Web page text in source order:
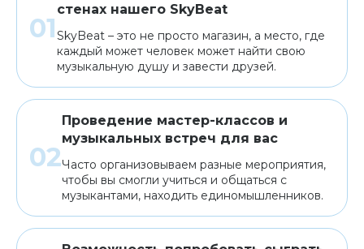
стенах нашего SkyBeat
SkyBeat – это не просто магазин, а место, где
каждый может человек может найти свою
музыкальную душу и завести друзей.
Проведение мастер-классов и
музыкальных встреч для вас
Часто организовываем разные мероприятия,
чтобы вы смогли учиться и общаться с
музыкантами, находить единомышленников.